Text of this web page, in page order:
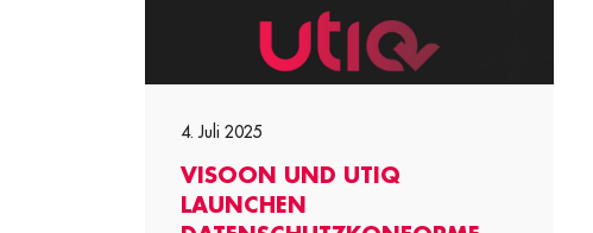
4. Juli 2025
VISOON UND UTIQ
LAUNCHEN